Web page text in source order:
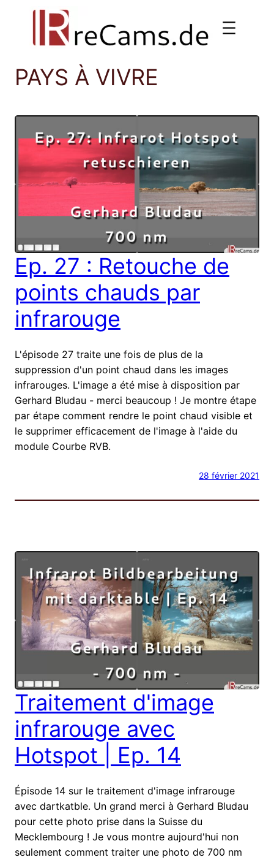
PAYS À VIVRE
Ep. 27 : Retouche de
points chauds par
infrarouge
L'épisode 27 traite une fois de plus de la
suppression d'un point chaud dans les images
infrarouges. L'image a été mise à disposition par
Gerhard Bludau - merci beaucoup ! Je montre étape
par étape comment rendre le point chaud visible et
le supprimer efficacement de l'image à l'aide du
module Courbe RVB.
28 février 2021
Traitement d'image
infrarouge avec
Hotspot | Ep. 14
Épisode 14 sur le traitement d'image infrarouge
avec dartkatble. Un grand merci à Gerhard Bludau
pour cette photo prise dans la Suisse du
Mecklembourg ! Je vous montre aujourd'hui non
seulement comment traiter une photo de 700 nm